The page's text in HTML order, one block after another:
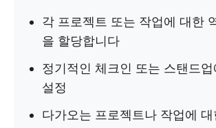
각 프로젝트 또는 작업에 대한
을 할당합니다
정기적인 체크인 또는 스탠드
설정
다가오는 프로젝트나 작업에 대